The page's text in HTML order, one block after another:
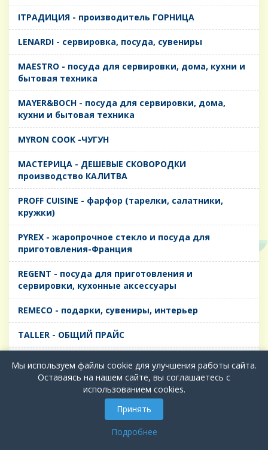
IТРАДИЦИЯ - производитель ГОРНИЦА
LENARDI - сервировка, посуда, сувениры
MAESTRO - посуда для сервировки, дома, кухни и
бытовая техника
MAYER&BOCH - посуда для сервировки, дома,
кухни и бытовая техника
MYRON COOK -ЧУГУН
MАСТЕРИЦА - ДЕШЕВЫЕ СКОВОРОДКИ
производство КАЛИТВА
PROFF CUISINE - фарфор (тарелки, салатники,
кружки)
PYREX - жаропрочное стекло и посуда для
приготовления-Франция
REGENT - посуда для приготовления и
сервировки, кухонные аксессуары
REMECO - подарки, сувениры, интерьер
TALLER - ОБЩИЙ ПРАЙС
TIMA - посуда для приготовления и сервировки,
кухонные аксессуары
БИОСТАЛЬ - ТЕРМОСА
Мы используем файлы cookie для улучшения работы сайта.
Оставаясь на нашем сайте, вы соглашаетесь с
использованием cookies.
Принять
Подробнее